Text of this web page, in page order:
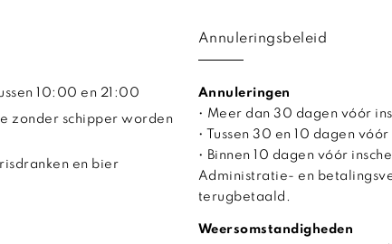
10:00 en 21:00
zonder schipper worden
en bier
Annuleringsbeleid
Annuleringen
• Meer dan 30 dagen vóór
• Tussen 30 en 10 dagen
• Binnen 10 dagen vóór
Administratie- en
terugbetaald.
Weersomstandigheden